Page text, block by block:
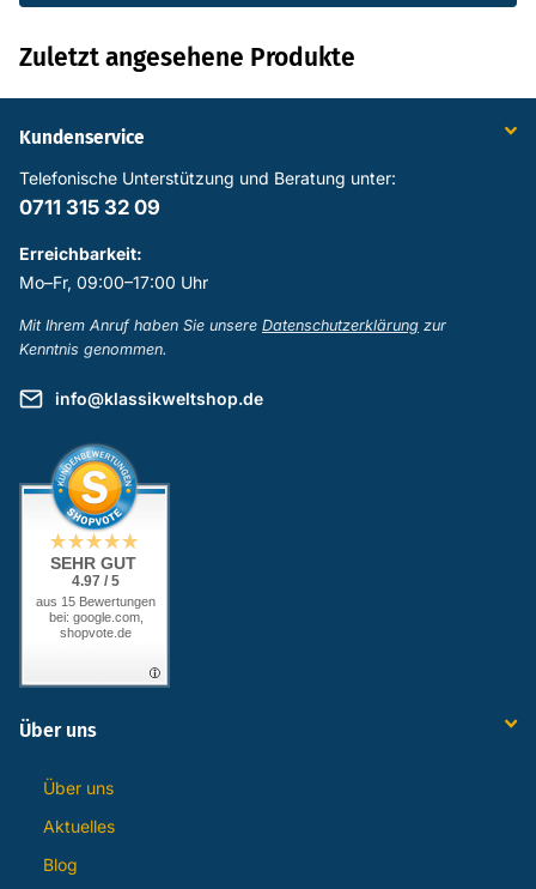
Zuletzt angesehene Produkte
Kundenservice
Telefonische Unterstützung und Beratung unter:
0711 315 32 09
Erreichbarkeit:
Mo–Fr, 09:00–17:00 Uhr
Mit Ihrem Anruf haben Sie unsere Datenschutzerklärung zur
Kenntnis genommen.
info@klassikweltshop.de
SEHR GUT
4.97 / 5
aus 15 Bewertungen
bei: google.com,
shopvote.de
Über uns
Über uns
Aktuelles
Blog